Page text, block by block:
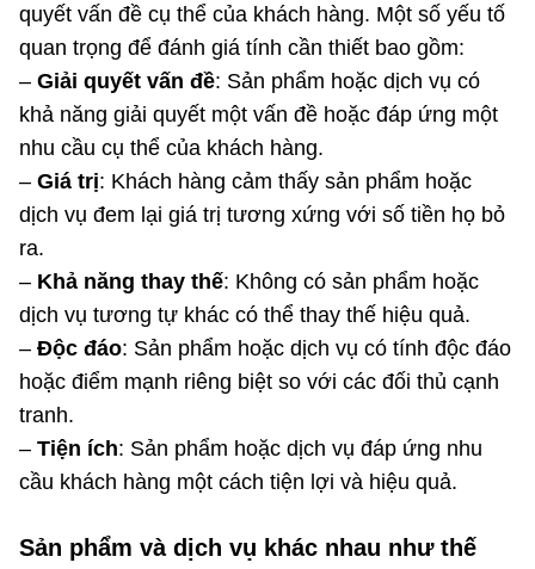
quyết vấn đề cụ thể của khách hàng. Một số yếu tố
quan trọng để đánh giá tính cần thiết bao gồm:
– Giải quyết vấn đề: Sản phẩm hoặc dịch vụ có
khả năng giải quyết một vấn đề hoặc đáp ứng một
nhu cầu cụ thể của khách hàng.
– Giá trị: Khách hàng cảm thấy sản phẩm hoặc
dịch vụ đem lại giá trị tương xứng với số tiền họ bỏ
ra.
– Khả năng thay thế: Không có sản phẩm hoặc
dịch vụ tương tự khác có thể thay thế hiệu quả.
– Độc đáo: Sản phẩm hoặc dịch vụ có tính độc đáo
hoặc điểm mạnh riêng biệt so với các đối thủ cạnh
tranh.
– Tiện ích: Sản phẩm hoặc dịch vụ đáp ứng nhu
cầu khách hàng một cách tiện lợi và hiệu quả.
Sản phẩm và dịch vụ khác nhau như thế